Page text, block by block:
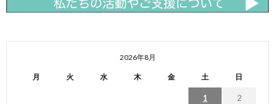
2026年8月
月 火 水 木 金 土 日
1 2